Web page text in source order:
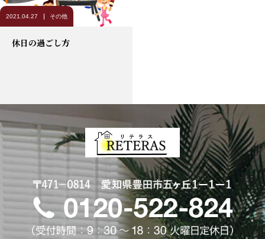
2021.04.27 その他
休日の過ごし方